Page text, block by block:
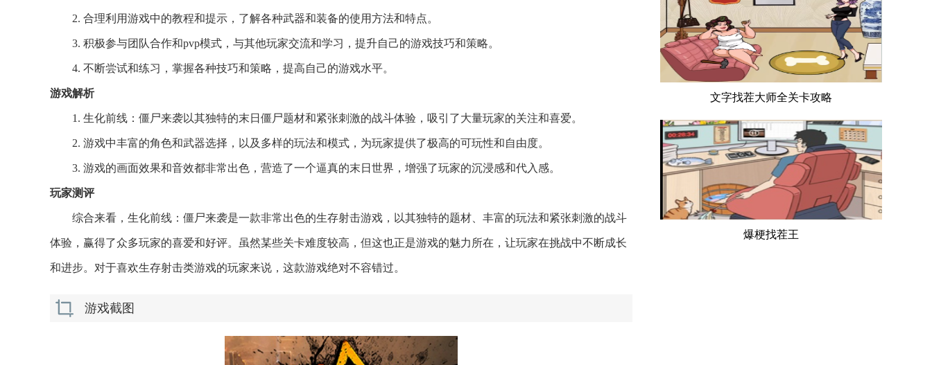
2. 合理利用游戏中的教程和提示，了解各种武器和装备的使用方法和特点。
3. 积极参与团队合作和pvp模式，与其他玩家交流和学习，提升自己的游戏技巧和策略。
4. 不断尝试和练习，掌握各种技巧和策略，提高自己的游戏水平。
游戏解析
1. 生化前线：僵尸来袭以其独特的末日僵尸题材和紧张刺激的战斗体验，吸引了大量玩家的关注和喜爱。
2. 游戏中丰富的角色和武器选择，以及多样的玩法和模式，为玩家提供了极高的可玩性和自由度。
3. 游戏的画面效果和音效都非常出色，营造了一个逼真的末日世界，增强了玩家的沉浸感和代入感。
玩家测评
综合来看，生化前线：僵尸来袭是一款非常出色的生存射击游戏，以其独特的题材、丰富的玩法和紧张刺激的战斗
体验，赢得了众多玩家的喜爱和好评。虽然某些关卡难度较高，但这也正是游戏的魅力所在，让玩家在挑战中不断成长
和进步。对于喜欢生存射击类游戏的玩家来说，这款游戏绝对不容错过。
游戏截图
文字找茬大师全关卡攻略
爆梗找茬王